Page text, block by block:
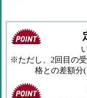
※ただし、2回目の
格との差額分